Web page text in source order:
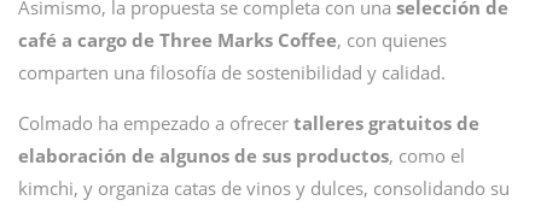
Asimismo, la propuesta se completa con una selección de
café a cargo de Three Marks Coffee, con quienes
comparten una filosofía de sostenibilidad y calidad.
Colmado ha empezado a ofrecer talleres gratuitos de
elaboración de algunos de sus productos, como el
kimchi, y organiza catas de vinos y dulces, consolidando su